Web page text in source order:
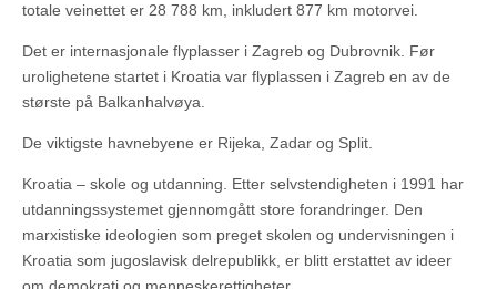
totale veinettet er 28 788 km, inkludert 877 km motorvei.
Det er internasjonale flyplasser i Zagreb og Dubrovnik. Før
urolighetene startet i Kroatia var flyplassen i Zagreb en av de
største på Balkanhalvøya.
De viktigste havnebyene er Rijeka, Zadar og Split.
Kroatia – skole og utdanning. Etter selvstendigheten i 1991 har
utdanningssystemet gjennomgått store forandringer. Den
marxistiske ideologien som preget skolen og undervisningen i
Kroatia som jugoslavisk delrepublikk, er blitt erstattet av ideer